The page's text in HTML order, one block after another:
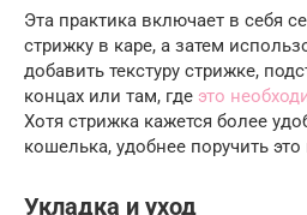
Эта практика включает в себя
стрижку в каре, а затем
добавить текстуру стрижке,
концах или там, где это
Хотя стрижка кажется более
кошелька, удобнее поручить
Укладка и уход